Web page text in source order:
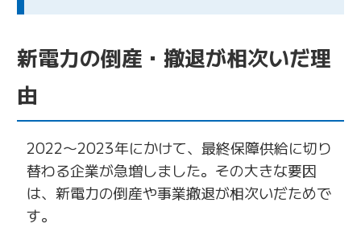
新電力の倒産・撤退が相次いだ理
由
2022〜2023年にかけて、最終保障供給に切り
替わる企業が急増しました。その大きな要因
は、新電力の倒産や事業撤退が相次いだためで
す。